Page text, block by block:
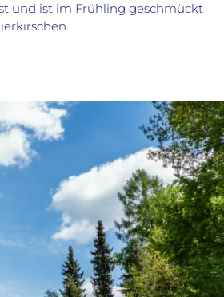
und ist im Frühling geschmückt